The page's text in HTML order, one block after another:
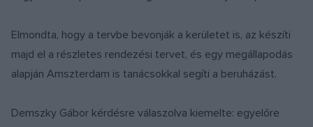
Elmondta, hogy a tervbe bevonják a kerületet is, az készíti
majd el a részletes rendezési tervet, és egy megállapodás
alapján Amszterdam is tanácsokkal segíti a beruházást.
Demszky Gábor kérdésre válaszolva kiemelte: egyelőre